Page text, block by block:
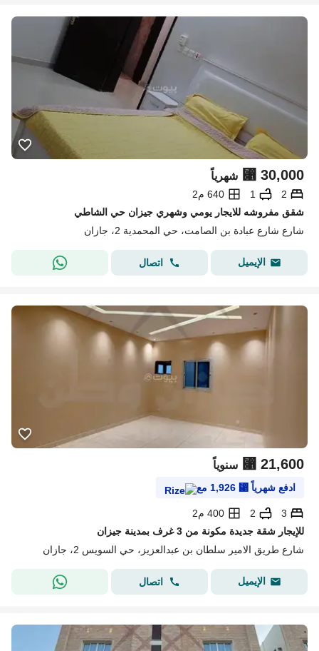
⃁ 30,000 شهرياً
2
1
640 م2
شقق مفروشه للايجار يومي وشهري جيزان حي الشاطي
شارع شارع عبادة بن الصامت، حي المحمدية 2، جازان
الإيميل اتصال
⃁ 21,600 سنوياً
ادفع شهرياً ⃁
1,926 مع
3
2
400 م2
للإيجار شقة جديدة مكونة من 3 غرف بمدينة جيزان
شارع طريق الامير سلطان بن عبدالعزيز، حي السويس 2، جازان
الإيميل اتصال